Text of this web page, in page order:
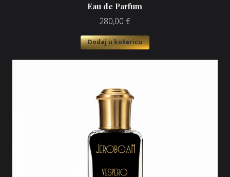
Eau de Parfum
280,00 €
Dodaj u košaricu